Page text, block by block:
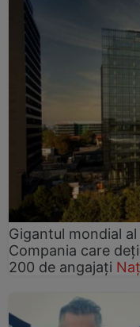
Gigantul mondial
Compania care
200 de angajați